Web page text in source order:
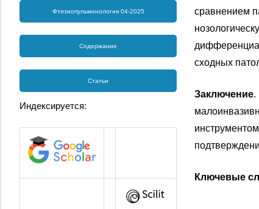
сравнением
сходных
Заключение.
Ключевые
Фтизиопульмонология 04-2025
Содержание
Статьи
Индексируется: